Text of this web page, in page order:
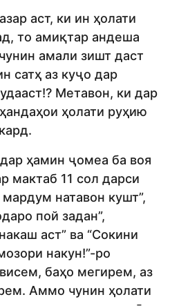
аст, ки ин ҳолати
то амиқтар андеша
амали зишт даст
сатҳ аз куҷо дар
Метавон, ки дар
ҳолати руҳию
ҳамин ҷомеа ба воя
мактаб 11 сол дарси
натавон кушт”,
пой задан”,
аст” ва “Сокини
накун!”-ро
баҳо мегирем, аз
Аммо чунин ҳолати